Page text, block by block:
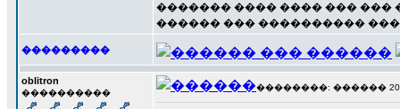
������� ���� ���� ��� ���
������ ��� ����������
���������
oblitron
����������
��������: ������ 20